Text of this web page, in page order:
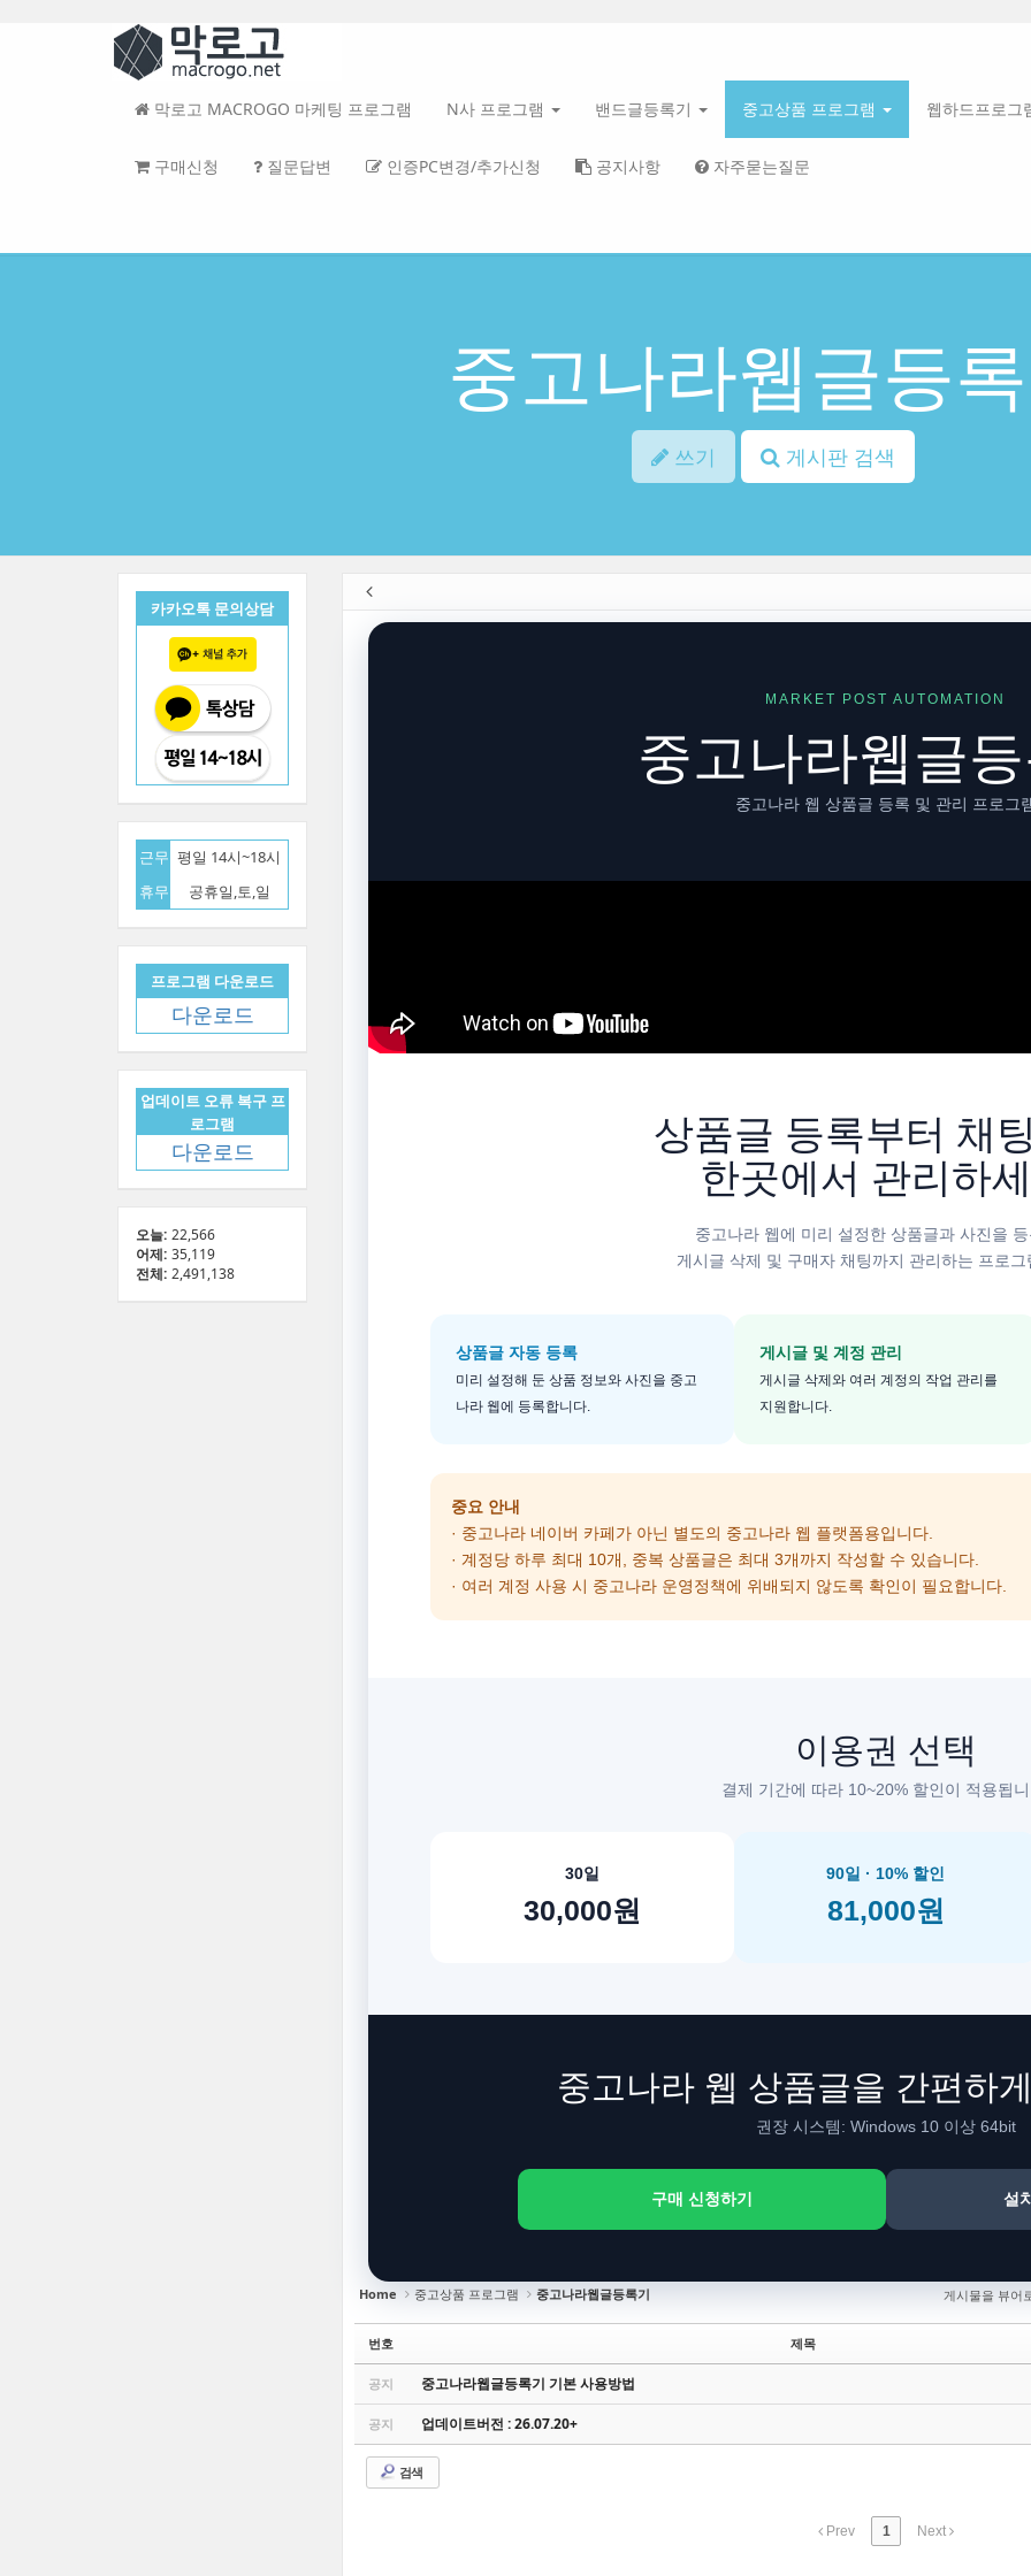
메
뉴
토
막로고 MACROGO 마케팅 프로그램 N사 프로그램 밴드글등록기 중고상품 프로그램 웹하드프로그
구매신청 질문답변 인증PC변경/추가신청 공지사항 자주묻는질문
중고나라웹글등
쓰기 게시판 검색
MARKET POST AUTOMATION
중고나라웹글
중고나라 웹 상품글 등록 및 관리 프로그
상품글 등록부터 채
한곳에서 관리하
중고나라 웹에 미리 설정한 상품글과 사진을
게시글 삭제 및 구매자 채팅까지 관리하는 프로그
상품글 자동 등록
미리 설정해 둔 상품 정보와 사진을 중고
나라 웹에 등록합니다.
게시글 및 계정 관리
게시글 삭제와 여러 계정의 작업 관리를
지원합니다.
중요 안내
· 중고나라 네이버 카페가 아닌 별도의 중고나라 웹 플랫폼용입니다.
· 계정당 하루 최대 10개, 중복 상품글은 최대 3개까지 작성할 수 있습니다.
· 여러 계정 사용 시 중고나라 운영정책에 위배되지 않도록 확인이 필요합니다.
이용권 선택
결제 기간에 따라 10~20% 할인이 적용됩
30일
30,000원
90일 · 10% 할인
81,000원
중고나라 웹 상품글을 간편하
권장 시스템: Windows 10 이상 64bit
구매 신청하기 설
Home 중고상품 프로그램 중고나라웹글등록기 게시물을 뷰어
번호 제목
공지 중고나라웹글등록기 기본 사용방법
공지 업데이트버전 : 26.07.20+
검색
Prev 1 Next
카카오톡 문의상담
근무 평일 14시~18시
휴무
공휴일,토,일
프로그램 다운로드
다운로드
업데이트 오류 복구 프
로그램
다운로드
오늘: 22,566
어제: 35,119
전체: 2,491,138